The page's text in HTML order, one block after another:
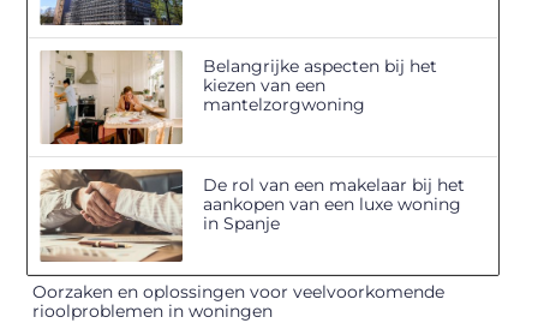
Belangrijke aspecten bij het
kiezen van een
mantelzorgwoning
De rol van een makelaar bij het
aankopen van een luxe woning
in Spanje
Oorzaken en oplossingen voor veelvoorkomende
rioolproblemen in woningen